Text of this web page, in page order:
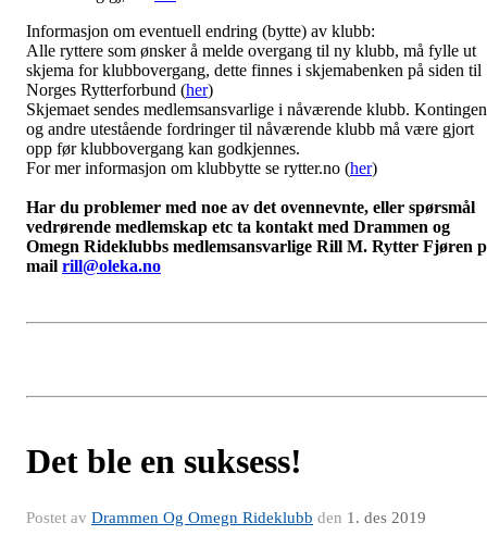
Informasjon om eventuell endring (bytte) av klubb:
Alle ryttere som ønsker å melde overgang til ny klubb, må fylle ut
skjema for klubbovergang, dette finnes i skjemabenken på siden til
Norges Rytterforbund (her)
Skjemaet sendes medlemsansvarlige i nåværende klubb.
og andre utestående fordringer til nåværende klubb må være gjort
opp før klubbovergang kan godkjennes.
For mer informasjon om klubbytte se rytter.no (her)
Har du problemer med noe av det ovennevnte, eller spørsmål
vedrørende medlemskap etc ta kontakt med Drammen og
Omegn Rideklubbs medlemsansvarlige Rill M. Rytter Fjøren
mail rill@oleka.no
Det ble en suksess!
Postet av Drammen Og Omegn Rideklubb den 1. des 2019